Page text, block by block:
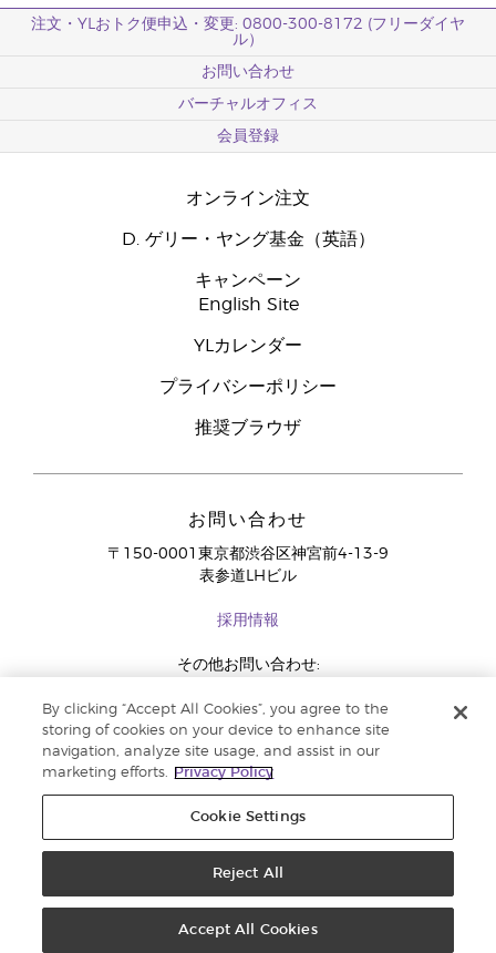
注文・YLおトク便申込・変更: 0800-300-8172 (フリーダイヤ
ル）
お問い合わせ
バーチャルオフィス
会員登録
オンライン注文
D. ゲリー・ヤング基金（英語）
キャンペーン
English Site
YLカレンダー
プライバシーポリシー
推奨ブラウザ
お問い合わせ
〒150-0001東京都渋谷区神宮前4-13-9
表参道LHビル
採用情報
その他お問い合わせ:
By clicking “Accept All Cookies”, you agree to the
storing of cookies on your device to enhance site
navigation, analyze site usage, and assist in our
marketing efforts.
Privacy Policy
Cookie Settings
Reject All
Accept All Cookies